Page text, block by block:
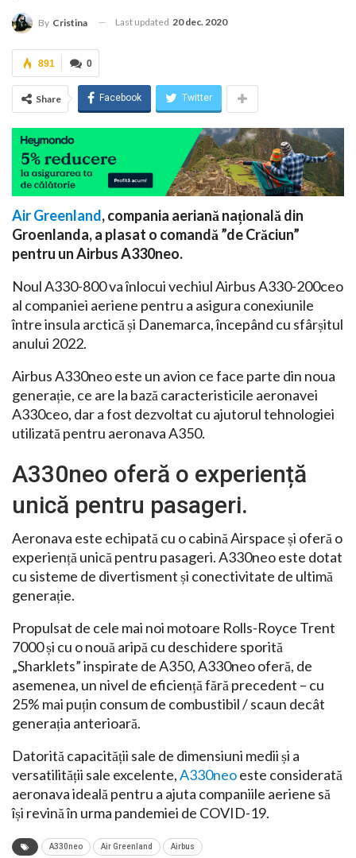
By Cristina Last updated 20 dec. 2020
0
891
Share Facebook Twitter
Air Greenland, compania aeriană națională din
Groenlanda, a plasat o comandă ”de Crăciun”
pentru un Airbus A330neo.
Noul A330-800 va înlocui vechiul Airbus A330-200ceo
al companiei aeriene pentru a asigura conexiunile
între insula arctică și Danemarca, începând cu sfârșitul
anului 2022.
Airbus A330neo este un avion ce face parte din noua
generație, ce are la bază caracteristicile aeronavei
A330ceo, dar a fost dezvoltat cu ajutorul tehnologiei
utilizată pentru aeronava A350.
A330neo oferă o experiență
unică pentru pasageri.
Aeronava este echipată cu o cabină Airspace și oferă o
experiență unică pentru pasageri. A330neo este dotat
cu sisteme de divertisment și conectivitate de ultimă
generație.
Propulsat de cele mai noi motoare Rolls-Royce Trent
7000 și cu o nouă aripă cu deschidere sporită
„Sharklets” inspirate de A350, A330neo oferă, de
asemenea, un nivel de eficiență fără precedent – cu
25% mai puțin consum de combustibil / scaun decât
generația anterioară.
Datorită capacității sale de dimensiuni medii și a
versatilității sale excelente,A330neoeste considerată
aeronava ideală pentru a ajuta companiile aeriene să
își revină în urma pandemiei de COVID-19.
A330neo Air Greenland Airbus